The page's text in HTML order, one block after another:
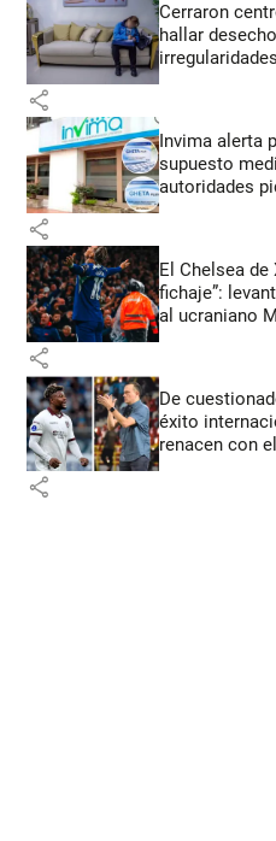
Cerraron
hallar
share
Invima alerta
supuesto
autoridades
share
El Chelsea de
fichaje”:
al ucraniano
share
De
éxito
renacen con
share